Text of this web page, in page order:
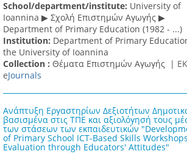
School/department/institute: University of
Ioannina ▶ Σχολή Επιστημών Αγωγής ▶
Department of Primary Education (1982 - ...)
Institution: Department of Primary
the University of Ioannina
Collection : Θέματα Επιστημών Αγωγής |
eJournals
Ανάπτυξη Εργαστηρίων Δεξιοτήτων
βασισμένα στις ΤΠΕ και αξιολόγησή τους
των στάσεων των εκπαιδευτικών
of Primary School ICT-Based Skills
Evaluation through Educators' Attitudes"